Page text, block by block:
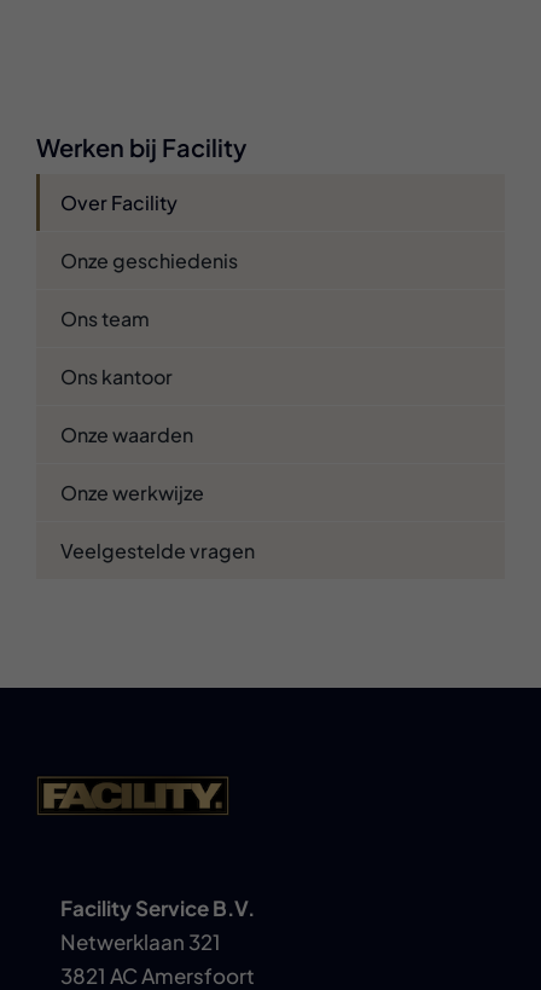
Werken bij Facility
Over Facility
Onze geschiedenis
Ons team
Ons kantoor
Onze waarden
Onze werkwijze
Veelgestelde vragen
Facility Service B.V.
Netwerklaan 321
3821 AC Amersfoort